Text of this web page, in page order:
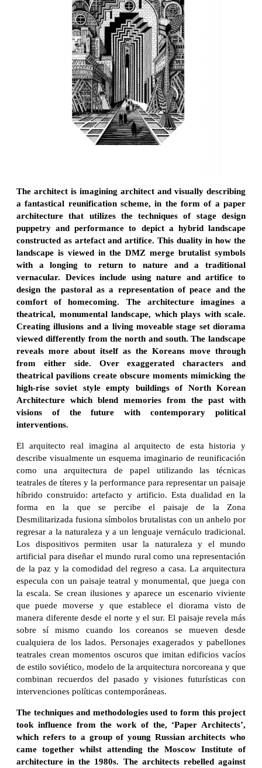
The architect is imagining architect and visually describing
a fantastical reunification scheme, in the form of a paper
architecture that utilizes the techniques of stage design
puppetry and performance to depict a hybrid landscape
constructed as artefact and artifice. This duality in how the
landscape is viewed in the DMZ merge brutalist symbols
with a longing to return to nature and a traditional
vernacular. Devices include using nature and artifice to
design the pastoral as a representation of peace and the
comfort of homecoming. The architecture imagines a
theatrical, monumental landscape, which plays with scale.
Creating illusions and a living moveable stage set diorama
viewed differently from the north and south. The landscape
reveals more about itself as the Koreans move through
from either side. Over exaggerated characters and
theatrical pavilions create obscure moments mimicking the
high-rise soviet style empty buildings of North Korean
Architecture which blend memories from the past with
visions of the future with contemporary political
interventions.
El arquitecto real imagina al arquitecto de esta historia y
describe visualmente un esquema imaginario de reunificación
como una arquitectura de papel utilizando las técnicas
teatrales de títeres y la performance para representar un paisaje
híbrido construido: artefacto y artificio. Esta dualidad en la
forma en la que se percibe el paisaje de la Zona
Desmilitarizada fusiona símbolos brutalistas con un anhelo por
regresar a la naturaleza y a un lenguaje vernáculo tradicional.
Los dispositivos permiten usar la naturaleza y el mundo
artificial para diseñar el mundo rural como una representación
de la paz y la comodidad del regreso a casa. La arquitectura
especula con un paisaje teatral y monumental, que juega con
la escala. Se crean ilusiones y aparece un escenario viviente
que puede moverse y que establece el diorama visto de
manera diferente desde el norte y el sur. El paisaje revela más
sobre sí mismo cuando los coreanos se mueven desde
cualquiera de los lados. Personajes exagerados y pabellones
teatrales crean momentos oscuros que imitan edificios vacíos
de estilo soviético, modelo de la arquitectura norcoreana y que
combinan recuerdos del pasado y visiones futurísticas con
intervenciones políticas contemporáneas.
The techniques and methodologies used to form this project
took influence from the work of the, ‘Paper Architects’,
which refers to a group of young Russian architects who
came together whilst attending the Moscow Institute of
architecture in the 1980s. The architects rebelled against